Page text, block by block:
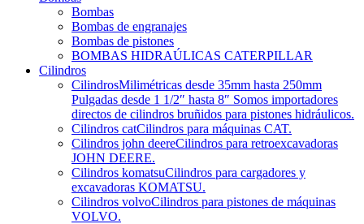
Bombas
Bombas de engranajes
Bombas de pistones
BOMBAS HIDRAÚLICAS CATERPILLAR
Cilindros
CilindrosMilimétricas desde 35mm hasta 250mm
Pulgadas desde 1 1/2″ hasta 8″ Somos importadores
directos de cilindros bruñidos para pistones hidráulicos.
Cilindros catCilindros para máquinas CAT.
Cilindros john deereCilindros para retroexcavadoras
JOHN DEERE.
Cilindros komatsuCilindros para cargadores y
excavadoras KOMATSU.
Cilindros volvoCilindros para pistones de máquinas
VOLVO.